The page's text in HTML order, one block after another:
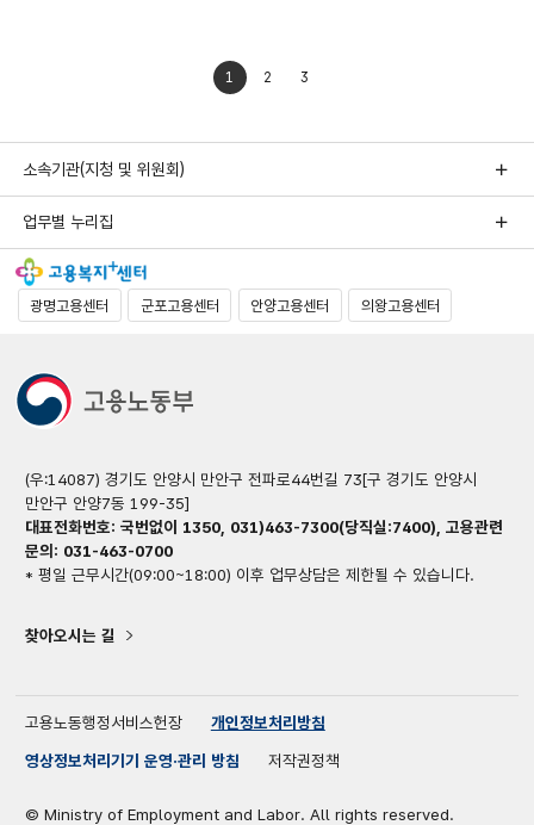
1 2 3
소속기관(지청 및 위원회)
업무별 누리집
광명고용센터 군포고용센터 안양고용센터 의왕고용센터
(우:14087) 경기도 안양시 만안구 전파로44번길 73[구 경기도 안양시
만안구 안양7동 199-35]
대표전화번호: 국번없이 1350, 031)463-7300(당직실:7400), 고용관련
문의: 031-463-0700
* 평일 근무시간(09:00~18:00) 이후 업무상담은 제한될 수 있습니다.
찾아오시는 길
고용노동행정서비스헌장
개인정보처리방침
영상정보처리기기 운영·관리 방침
저작권정책
© Ministry of Employment and Labor. All rights reserved.